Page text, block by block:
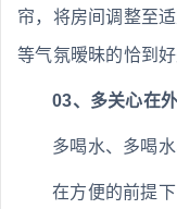
帘，将房间调整至
等气氛暧昧的恰到
03、多关心在
多喝水、多喝水
在方便的前提